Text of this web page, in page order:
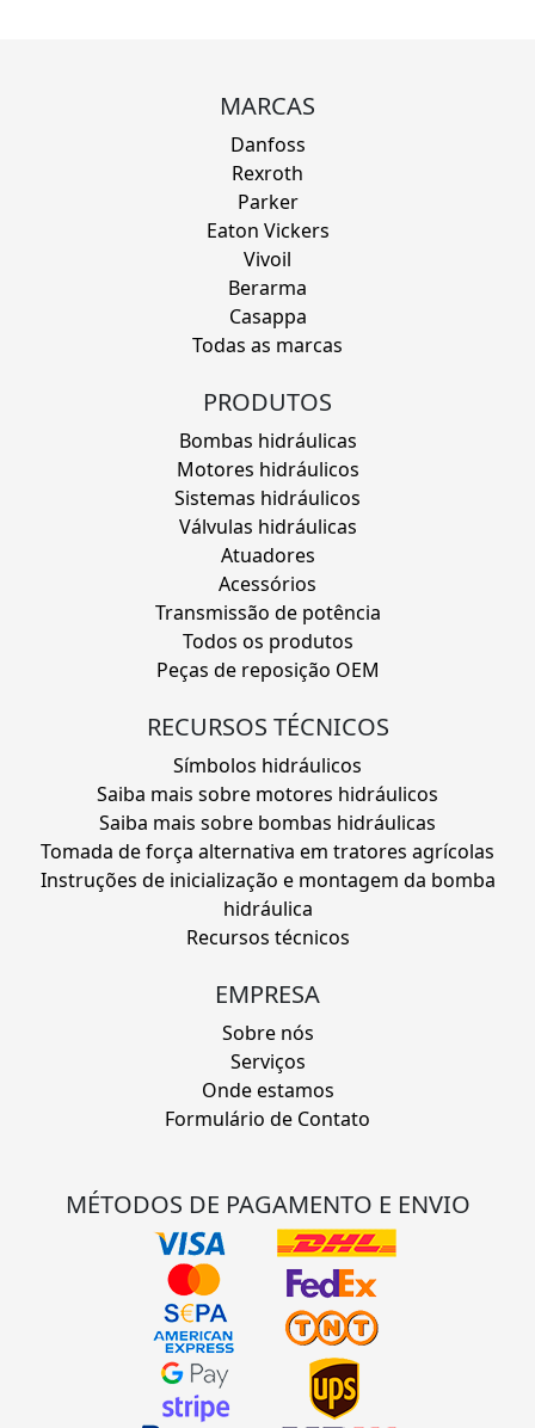
MARCAS
Danfoss
Rexroth
Parker
Eaton Vickers
Vivoil
Berarma
Casappa
Todas as marcas
PRODUTOS
Bombas hidráulicas
Motores hidráulicos
Sistemas hidráulicos
Válvulas hidráulicas
Atuadores
Acessórios
Transmissão de potência
Todos os produtos
Peças de reposição OEM
RECURSOS TÉCNICOS
Símbolos hidráulicos
Saiba mais sobre motores hidráulicos
Saiba mais sobre bombas hidráulicas
Tomada de força alternativa em tratores agrícolas
Instruções de inicialização e montagem da bomba
hidráulica
Recursos técnicos
EMPRESA
Sobre nós
Serviços
Onde estamos
Formulário de Contato
MÉTODOS DE PAGAMENTO E ENVIO